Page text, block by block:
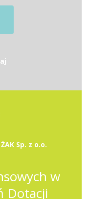
Sp. z o.o.
w
Dotacji